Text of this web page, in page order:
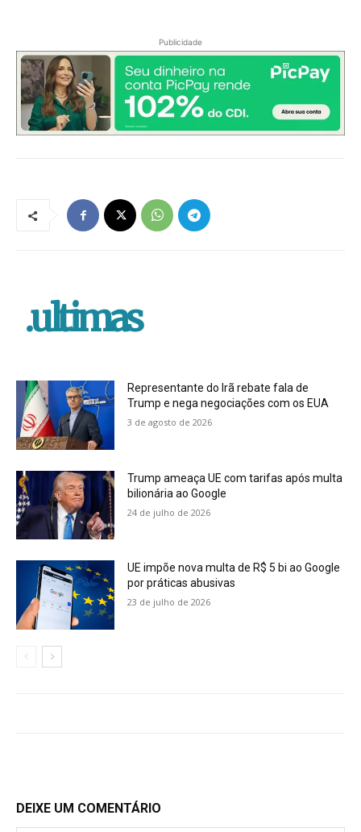
Publicidade
.ultimas
Representante do Irã rebate fala de
Trump e nega negociações com os EUA
3 de agosto de 2026
Trump ameaça UE com tarifas após multa
bilionária ao Google
24 de julho de 2026
UE impõe nova multa de R$ 5 bi ao Google
por práticas abusivas
23 de julho de 2026
DEIXE UM COMENTÁRIO